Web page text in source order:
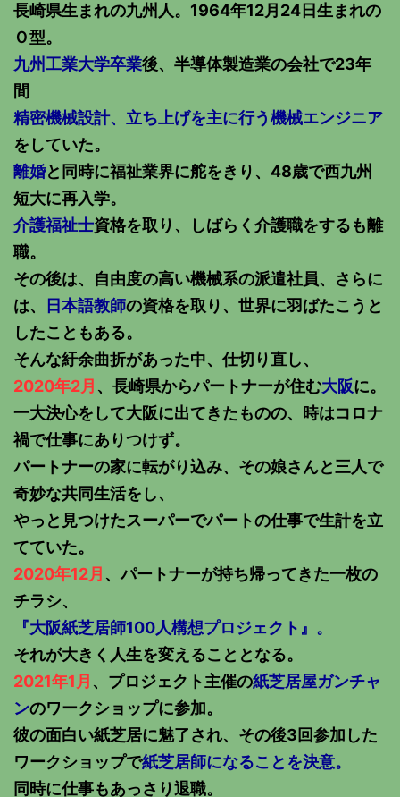
長崎県生まれの九州人。1964年12月24日生まれの
Ｏ型。
九州工業大学卒業後、半導体製造業の会社で23年
間
精密機械設計、立ち上げを主に行う機械エンジニア
をしていた。
離婚と同時に福祉業界に舵をきり、48歳で西九州
短大に再入学。
介護福祉士資格を取り、しばらく介護職をするも離
職。
その後は、自由度の高い機械系の派遣社員、さらに
は、
日本語教師の資格を取り、世界に羽ばたこうと
したこともある。
そんな紆余曲折があった中、仕切り直し、
2020年2月 、長崎県からパートナーが住む大阪に。
一大決心をして大阪に出てきたものの、時はコロナ
禍で仕事にありつけず。
パートナーの家に転がり込み、その娘さんと三人で
奇妙な共同生活をし、
やっと見つけたスーパーでパートの仕事で生計を立
てていた。
2020年12月 、パートナーが持ち帰ってきた一枚の
チラシ、
『大阪紙芝居師100人構想プロジェクト』。
それが大きく人生を変えることとなる。
2021年1月 、プロジェクト主催の紙芝居屋ガンチャ
ンのワークショップに参加。
彼の面白い紙芝居に魅了され、その後3回参加した
ワークショップで紙芝居師になることを決意。
同時に仕事もあっさり退職。